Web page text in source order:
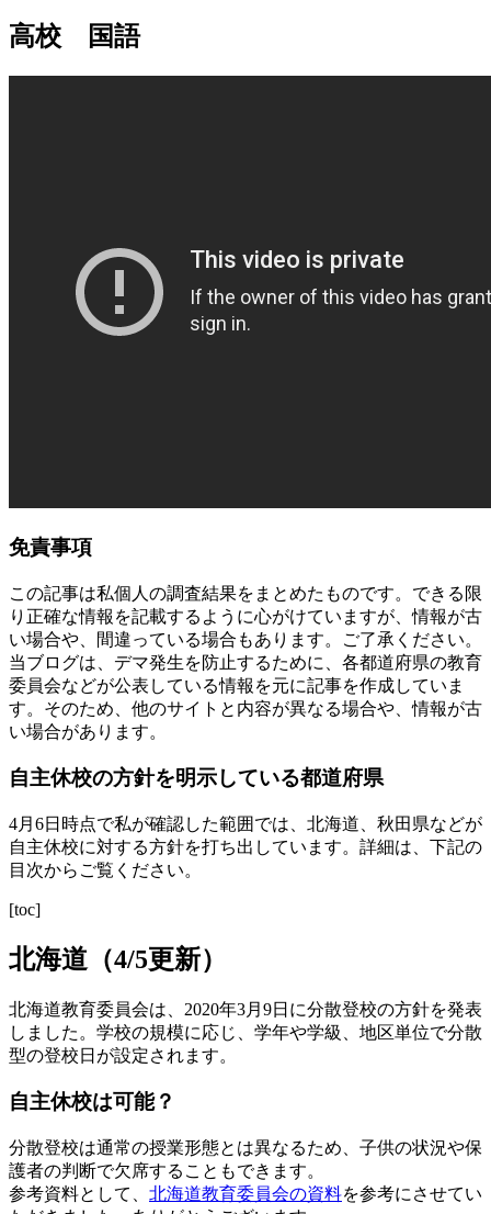
高校 国語
免責事項
この記事は私個人の調査結果をまとめたものです。できる限
り正確な情報を記載するように心がけていますが、情報が古
い場合や、間違っている場合もあります。ご了承ください。
当ブログは、デマ発生を防止するために、各都道府県の教育
委員会などが公表している情報を元に記事を作成していま
す。そのため、他のサイトと内容が異なる場合や、情報が古
い場合があります。
自主休校の方針を明示している都道府県
4月6日時点で私が確認した範囲では、北海道、秋田県などが
自主休校に対する方針を打ち出しています。詳細は、下記の
目次からご覧ください。
[toc]
北海道（4/5更新）
北海道教育委員会は、2020年3月9日に分散登校の方針を発表
しました。学校の規模に応じ、学年や学級、地区単位で分散
型の登校日が設定されます。
自主休校は可能？
分散登校は通常の授業形態とは異なるため、子供の状況や保
護者の判断で欠席することもできます。
参考資料として、 北海道教育委員会の資料を参考にさせてい